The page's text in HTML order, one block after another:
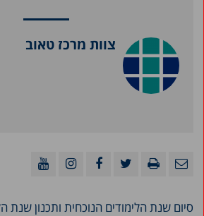
צוות מרכז טאוב
סיום שנת הלימודים הנוכחית ותכנון שנת